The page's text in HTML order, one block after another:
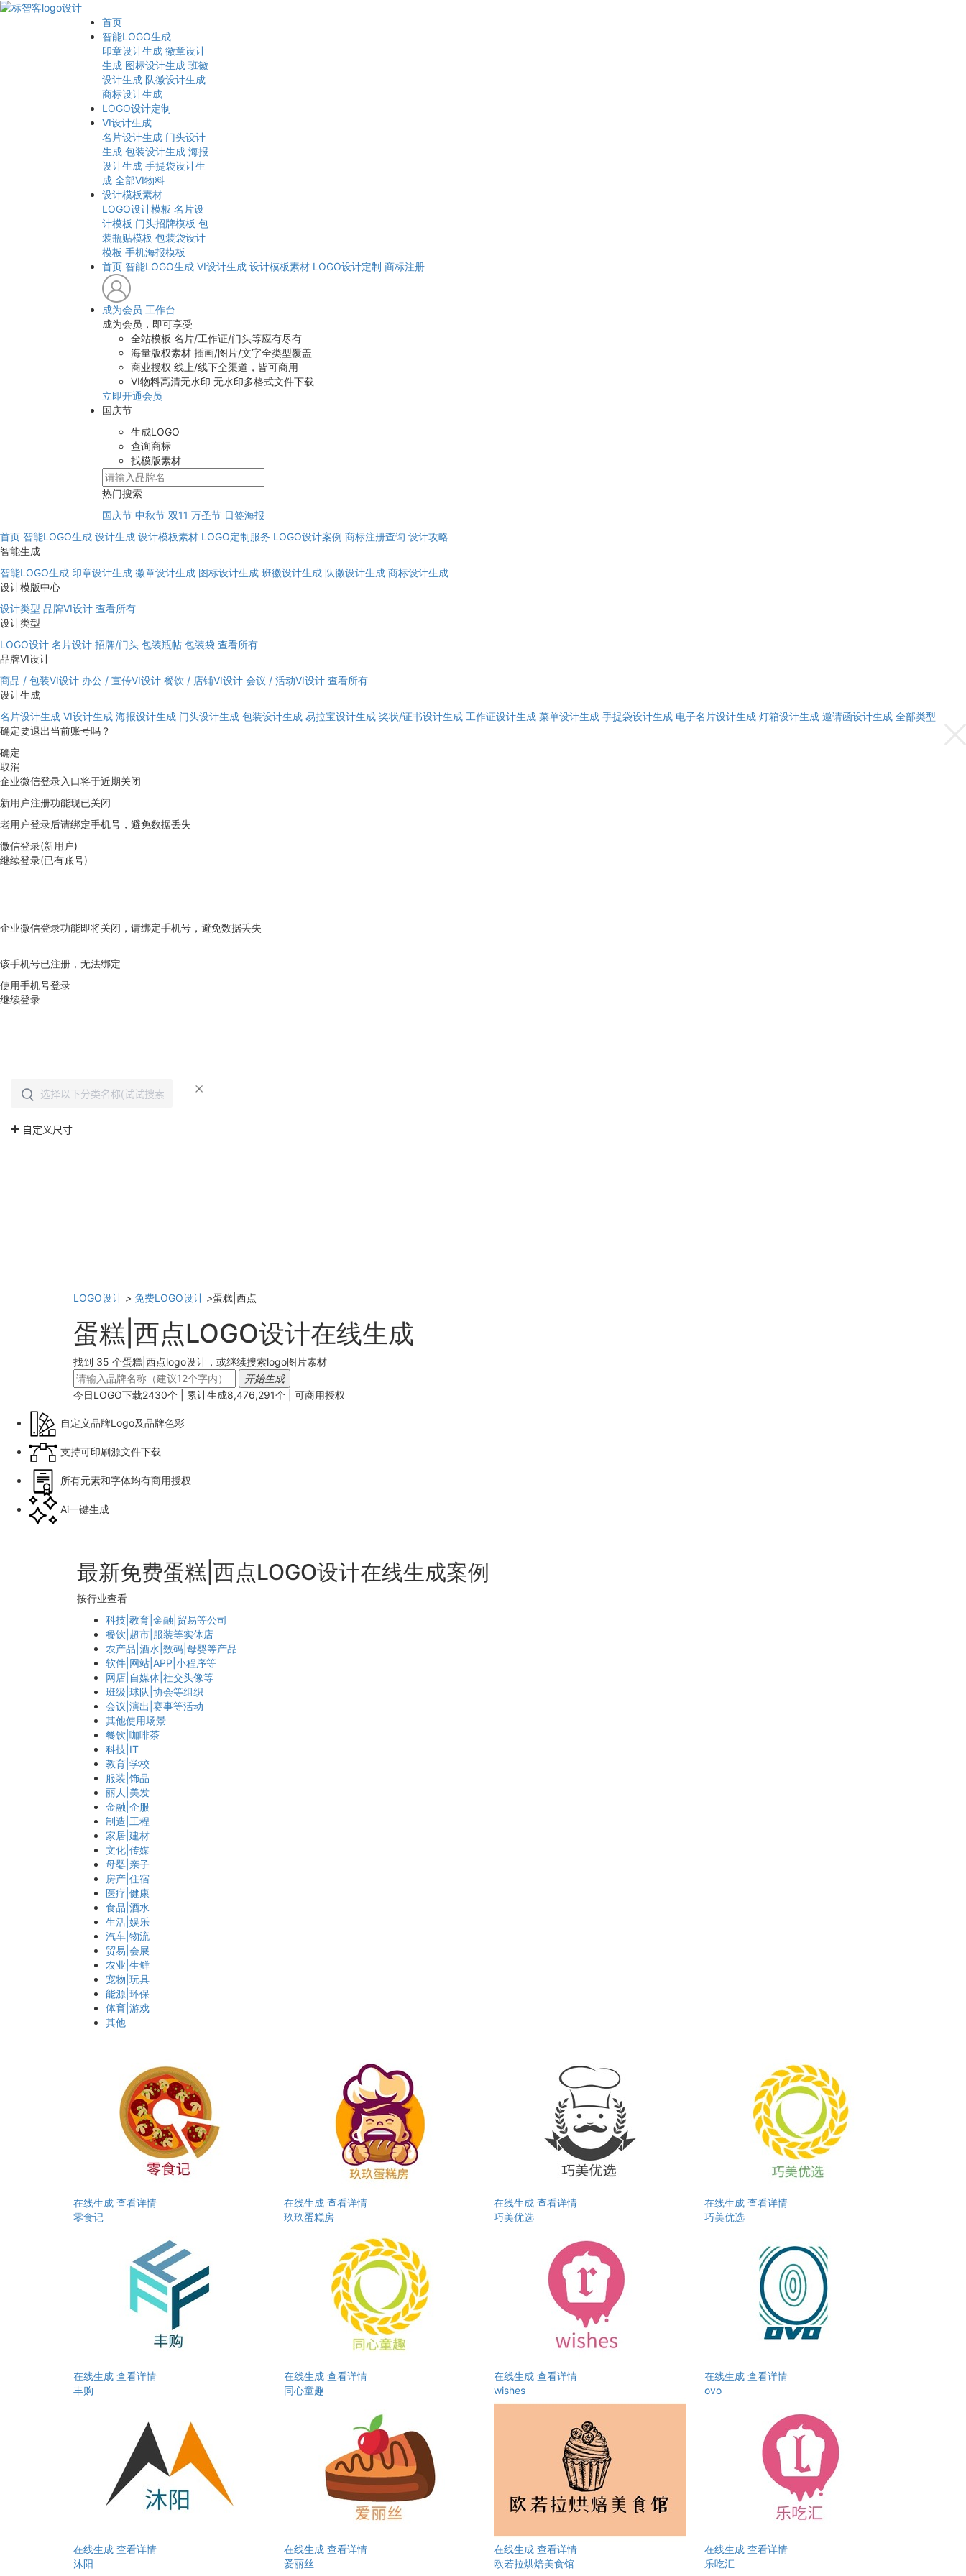
首页
智能LOGO生成
印章设计生成 徽章设计
生成 图标设计生成 班徽
设计生成 队徽设计生成
商标设计生成
LOGO设计定制
VI设计生成
名片设计生成 门头设计
生成 包装设计生成 海报
设计生成 手提袋设计生
成 全部VI物料
设计模板素材
LOGO设计模板 名片设
计模板 门头招牌模板 包
装瓶贴模板 包装袋设计
模板 手机海报模板
首页 智能LOGO生成 VI设计生成 设计模板素材 LOGO设计定制 商标注册
成为会员 工作台
成为会员，即可享受
全站模板 名片/工作证/门头等应有尽有
海量版权素材 插画/图片/文字全类型覆盖
商业授权 线上/线下全渠道，皆可商用
VI物料高清无水印 无水印多格式文件下载
立即开通会员
国庆节
生成LOGO
查询商标
找模版素材
热门搜索
国庆节 中秋节 双11 万圣节 日签海报
首页 智能LOGO生成 设计生成 设计模板素材 LOGO定制服务 LOGO设计案例 商标注册查询 设计攻略
智能生成
智能LOGO生成 印章设计生成 徽章设计生成 图标设计生成 班徽设计生成 队徽设计生成 商标设计生成
设计模版中心
设计类型 品牌VI设计 查看所有
设计类型
LOGO设计 名片设计 招牌/门头 包装瓶帖 包装袋 查看所有
品牌VI设计
商品 / 包装VI设计 办公 / 宣传VI设计 餐饮 / 店铺VI设计 会议 / 活动VI设计 查看所有
设计生成
名片设计生成 VI设计生成 海报设计生成 门头设计生成 包装设计生成 易拉宝设计生成 奖状/证书设计生成 工作证设计生成 菜单设计生成 手提袋设计生成 电子名片设计生成 灯箱设计生成 邀请函设计生成 全部类型
确定要退出当前账号吗？
确定
取消
企业微信登录入口将于近期关闭
新用户注册功能现已关闭
老用户登录后请绑定手机号，避免数据丢失
微信登录(新用户)
继续登录(已有账号)
企业微信登录功能即将关闭，请绑定手机号，避免数据丢失
该手机号已注册，无法绑定
使用手机号登录
继续登录
LOGO设计 > 免费LOGO设计 >蛋糕|西点
蛋糕|西点LOGO设计在线生成
找到 35 个蛋糕|西点logo设计，或继续搜索logo图片素材
开始生成
今日LOGO下载2430个 | 累计生成8,476,291个 | 可商用授权
自定义品牌Logo及品牌色彩
支持可印刷源文件下载
所有元素和字体均有商用授权
Ai一键生成
最新免费蛋糕|西点LOGO设计在线生成案例
按行业查看
科技|教育|金融|贸易等公司
餐饮|超市|服装等实体店
农产品|酒水|数码|母婴等产品
软件|网站|APP|小程序等
网店|自媒体|社交头像等
班级|球队|协会等组织
会议|演出|赛事等活动
其他使用场景
餐饮|咖啡茶
科技|IT
教育|学校
服装|饰品
丽人|美发
金融|企服
制造|工程
家居|建材
文化|传媒
母婴|亲子
房产|住宿
医疗|健康
食品|酒水
生活|娱乐
汽车|物流
贸易|会展
农业|生鲜
宠物|玩具
能源|环保
体育|游戏
其他
在线生成 查看详情
零食记
在线生成 查看详情
玖玖蛋糕房
在线生成 查看详情
巧美优选
在线生成 查看详情
巧美优选
在线生成 查看详情
丰购
在线生成 查看详情
同心童趣
在线生成 查看详情
wishes
在线生成 查看详情
ovo
在线生成 查看详情
沐阳
在线生成 查看详情
爱丽丝
在线生成 查看详情
欧若拉烘焙美食馆
在线生成 查看详情
乐吃汇